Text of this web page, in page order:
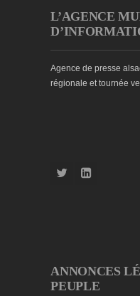
L’AGENCE
Agence de presse
régionale et tournée
ANNONCES
PEUPLE